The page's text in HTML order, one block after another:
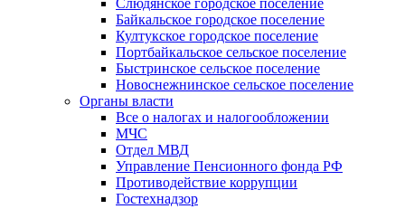
Слюдянское городское поселение
Байкальское городское поселение
Култукское городское поселение
Портбайкальское сельское поселение
Быстринское сельское поселение
Новоснежнинское сельское поселение
Органы власти
Все о налогах и налогообложении
МЧС
Отдел МВД
Управление Пенсионного фонда РФ
Противодействие коррупции
Гостехнадзор